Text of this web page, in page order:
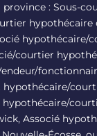
province : Sous-
hypothécaire
hypothécaire/
courtier
hypothécaire/
hypothécaire/
Associé